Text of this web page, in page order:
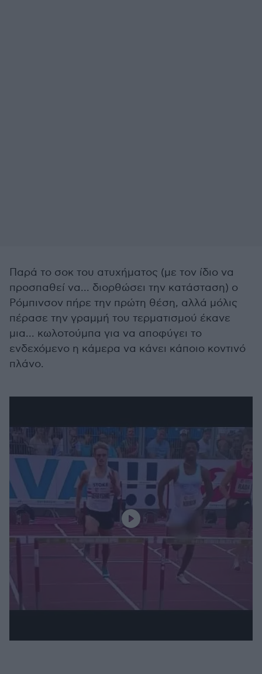
Παρά το σοκ του ατυχήματος (με τον ίδιο να
προσπαθεί να... διορθώσει την κατάσταση) ο
Ρόμπινσον πήρε την πρώτη θέση, αλλά μόλις
πέρασε την γραμμή του τερματισμού έκανε
μια... κωλοτούμπα για να αποφύγει το
ενδεχόμενο η κάμερα να κάνει κάποιο κοντινό
πλάνο.